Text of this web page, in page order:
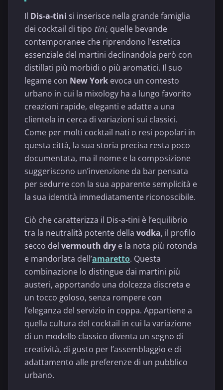
Il Dis-a-tini si inserisce nella grande famiglia
dei cocktail di tipo tini, quelle bevande
contemporanee che riprendono l’estetica
essenziale del martini declinandola però con
distillati più morbidi o più aromatici. Il suo
legame con New York evoca un contesto
urbano in cui la mixology ha a lungo favorito
creazioni rapide, eleganti e adatte a una
clientela in cerca di variazioni sui classici.
Come per molti cocktail nati o resi popolari in
questa città, la sua storia precisa resta poco
documentata, ma il nome e la composizione
suggeriscono un’invenzione da bar pensata
per sedurre con la sua apparente semplicità e
la sua identità immediatamente riconoscibile.
Ciò che caratterizza il Dis-a-tini è l’equilibrio
tra la neutralità potente della vodka, il profilo
secco del vermouth dry e la nota più rotonda
e mandorlata dell’amaretto. Questa
combinazione lo distingue dai martini più
austeri, apportando una dolcezza discreta e
un tocco goloso, senza rompere con
l’eleganza del servizio in coppa. Appartiene a
quella cultura del cocktail in cui la variazione
di un modello classico diventa un segno di
creatività, di gusto per l’assemblaggio e di
adattamento alle preferenze di un pubblico
urbano.